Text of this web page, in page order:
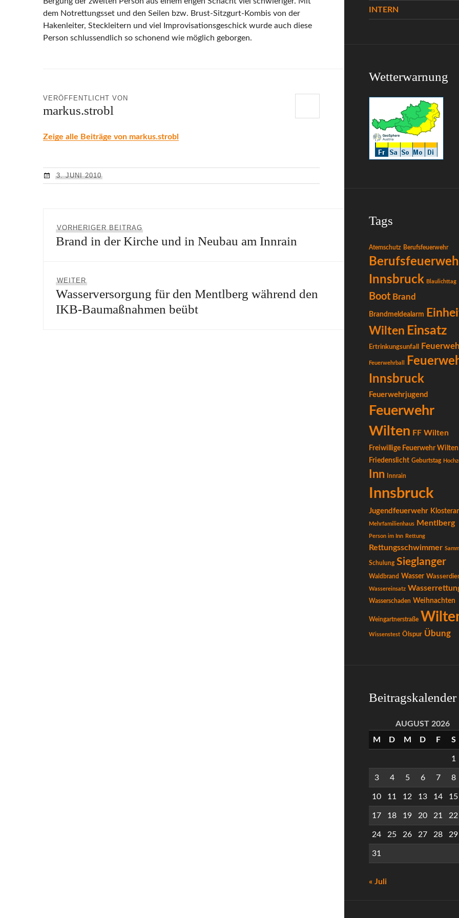
dem Notrettungsset und den Seilen bzw. Brust-Sitzgurt-Kombis von der
Hakenleiter, Steckleitern und viel Improvisationsgeschick wurde auch diese
Person schlussendlich so schonend wie möglich geborgen.
VERÖFFENTLICHT VON
markus.strobl
Zeige alle Beiträge von markus.strobl
3. JUNI 2010
VORHERIGER BEITRAG
Beitrag:
Brand in der Kirche und in Neubau am Innrain
WEITER
Beitrag:
Wasserversorgung für den Mentlberg während den
IKB-Baumaßnahmen beübt
INTERN
Wetterwarnung
Tags
Atemschutz Berufsfeuerwehr
Innsbruck Blaulichttag
Boot Brand
Brandmeldealarm
Wilten Einsatz
Ertrinkungsunfall
Feuerwehrball
Innsbruck
Feuerwehrjugend
Feuerwehr
Wilten FF Wilten
Freiwillige Feuerwehr Wilten
Friedenslicht Geburtstag
Inn Innrain
Innsbruck
Jugendfeuerwehr
Mehrfamilienhaus Mentlberg
Person im Inn Rettung
Rettungsschwimmer
Schulung Sieglanger
Waldbrand Wasser
Wassereinsatz
Wasserschaden Weihnachten
Weingartnerstraße
Wissenstest Ölspur Übung
Beitragskalender
AUGUST 2026
M
D M D F S
1
3 4 5 6 7 8
10 11 12 13 14 15
17 18 19 20 21 22
24 25 26 27 28 29
31
« Juli